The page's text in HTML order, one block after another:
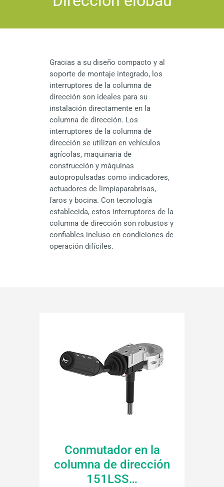
Gracias a su diseño compacto y al
soporte de montaje integrado, los
interruptores de la columna de
dirección son ideales para su
instalación directamente en la
columna de dirección. Los
interruptores de la columna de
dirección se utilizan en vehículos
agrícolas, maquinaria de
construcción y máquinas
autopropulsadas como indicadores,
actuadores de limpiaparabrisas,
faros y bocina. Con tecnología
establecida, estos interruptores de la
columna de dirección son robustos y
confiables incluso en condiciones de
operación difíciles.
Conmutador en la
columna de dirección
151LSS…
DESCARGAS
Accesorios de tubería y de succión
miniatura
Accesorios de programación y configuración
Accesorios sensores ultrasónicos